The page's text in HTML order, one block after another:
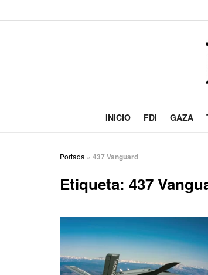
INICIO FDI GAZA
Portada » 437 Vanguard
Etiqueta: 437